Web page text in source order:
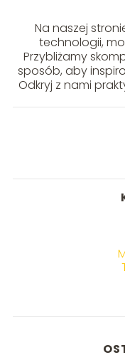
Na naszej
technologii,
Przybliżamy
sposób, aby
Odkryj z nami